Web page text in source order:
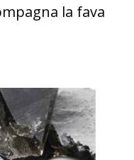
la fava